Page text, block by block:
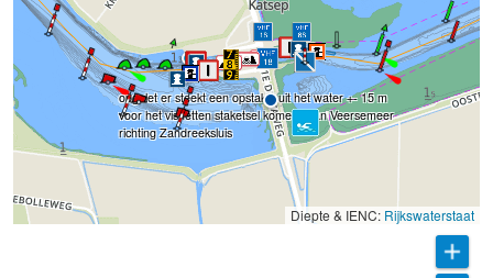
opgelet er steekt een opstakel uit het water +- 15 m
voor het visnetten staketsel komend van Veersemeer
richting Zandreeksluis
Diepte & IENC: Rijkswaterstaat